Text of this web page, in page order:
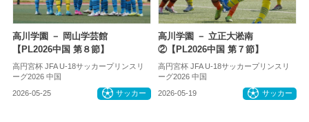
高川学園 － 岡山学芸館
【PL2026中国 第８節】
高円宮杯 JFA U-18サッカープリンスリ
ーグ2026 中国
2026-05-25 サッカー
高川学園 － 立正大淞南
②【PL2026中国 第７節】
高円宮杯 JFA U-18サッカープリンスリ
ーグ2026 中国
2026-05-19 サッカー